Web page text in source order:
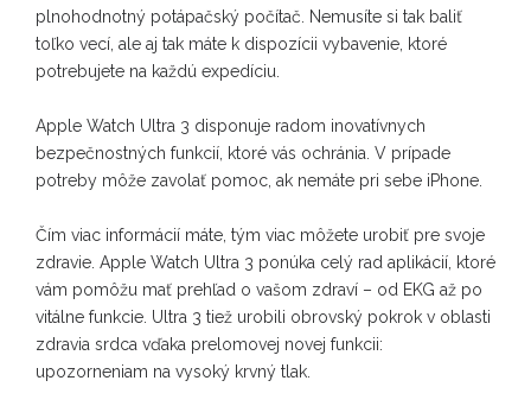
plnohodnotný potápačský počítač. Nemusíte si tak baliť
toľko vecí, ale aj tak máte k dispozícii vybavenie, ktoré
potrebujete na každú expedíciu.
Apple Watch Ultra 3 disponuje radom inovatívnych
bezpečnostných funkcií, ktoré vás ochránia. V prípade
potreby môže zavolať pomoc, ak nemáte pri sebe iPhone.
Čím viac informácií máte, tým viac môžete urobiť pre svoje
zdravie. Apple Watch Ultra 3 ponúka celý rad aplikácií, ktoré
vám pomôžu mať prehľad o vašom zdraví – od EKG až po
vitálne funkcie. Ultra 3 tiež urobili obrovský pokrok v oblasti
zdravia srdca vďaka prelomovej novej funkcii:
upozorneniam na vysoký krvný tlak.